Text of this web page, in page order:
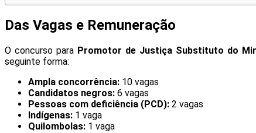
Das Vagas e Remuneração
O concurso para Promotor de Justiça Substituto do
seguinte forma:
Ampla concorrência: 10 vagas
Candidatos negros: 6 vagas
Pessoas com deficiência (PCD): 2 vagas
Indígenas: 1 vaga
Quilombolas: 1 vaga